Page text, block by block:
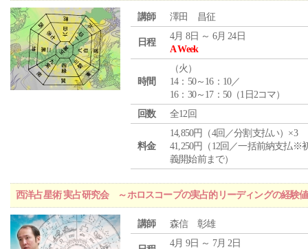
講師 澤田 昌征
日程
4月 8日 ～ 6月 24日
A Week
時間
（火 ）
14：50～16：10／
16：30～17：50（1日2コマ）
回数
全12回
料金
14,850円（4回／分割支払い）×3
41,250円（12回／一括前納支払※
義開始前まで）
西洋占星術 実占研究会 ～ホロスコープの実占的リーディングの経験
講師 森信 彰雄
4月 9日 ～ 7月 2日